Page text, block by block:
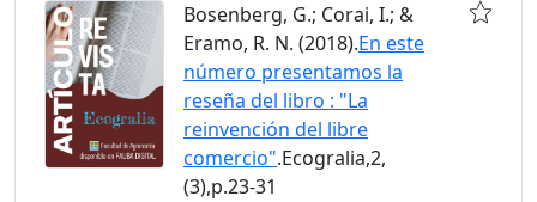
Bosenberg, G.; Corai, I.; &
Eramo, R. N. (2018).En este
número presentamos la
reseña del libro : "La
reinvención del libre
comercio".Ecogralia,2,
(3),p.23-31